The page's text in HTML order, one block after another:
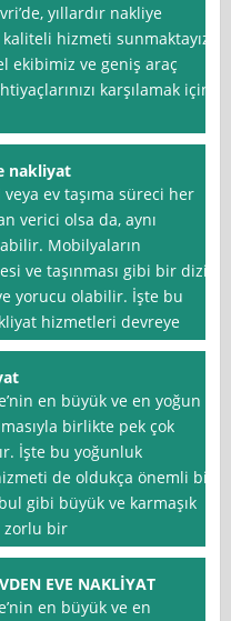
yıllardır nakliye
hizmeti sunmaktayız.
ekibimiz ve geniş araç
karşılamak için
nakliyat
ev taşıma süreci her
verici olsa da, aynı
Mobilyaların
ve taşınması gibi bir dizi
yorucu olabilir. İşte bu
hizmetleri devreye
en büyük ve en yoğun
birlikte pek çok
İşte bu yoğunluk
de oldukça önemli bir
gibi büyük ve karmaşık
zorlu bir
EVE NAKLİYAT
en büyük ve en